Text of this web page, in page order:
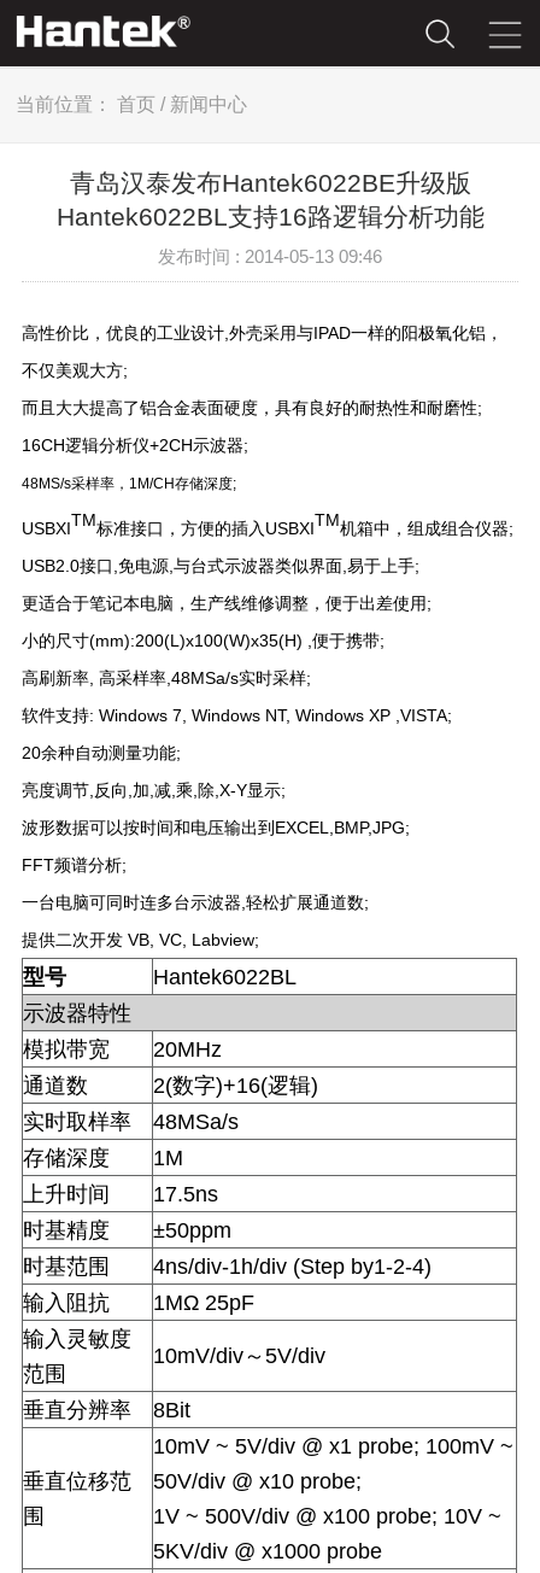
当前位置： 首页 / 新闻中心
青岛汉泰发布Hantek6022BE升级版
Hantek6022BL支持16路逻辑分析功能
发布时间 : 2014-05-13 09:46
高性价比，优良的工业设计,外壳采用与IPAD一样的阳极氧化铝，
不仅美观大方;
而且大大提高了铝合金表面硬度，具有良好的耐热性和耐磨性;
16CH逻辑分析仪+2CH示波器;
48MS/s采样率，1M/CH存储深度;
USBXITM标准接口，方便的插入USBXITM机箱中，组成组合仪器;
USB2.0接口,免电源,与台式示波器类似界面,易于上手;
更适合于笔记本电脑，生产线维修调整，便于出差使用;
小的尺寸(mm):200(L)x100(W)x35(H) ,便于携带;
高刷新率, 高采样率,48MSa/s实时采样;
软件支持: Windows 7, Windows NT, Windows XP ,VISTA;
20余种自动测量功能;
亮度调节,反向,加,减,乘,除,X-Y显示;
波形数据可以按时间和电压输出到EXCEL,BMP,JPG;
FFT频谱分析;
一台电脑可同时连多台示波器,轻松扩展通道数;
提供二次开发 VB, VC, Labview;
型号
Hantek6022BL
示波器特性
模拟带宽
20MHz
通道数
2(数字)+16(逻辑)
实时取样率
48MSa/s
存储深度
1M
上升时间
17.5ns
时基精度
±50ppm
时基范围
4ns/div-1h/div (Step by1-2-4)
输入阻抗
1MΩ 25pF
输入灵敏度
范围
10mV/div～5V/div
垂直分辨率 8Bit
垂直位移范
围
10mV ~ 5V/div @ x1 probe; 100mV ~
50V/div @ x10 probe;
1V ~ 500V/div @ x100 probe; 10V ~
5KV/div @ x1000 probe